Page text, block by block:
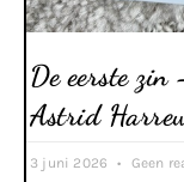
De eerste
Astrid
3 juni 2026 Geen